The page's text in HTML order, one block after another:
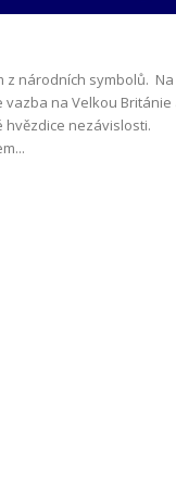
z národních symbolů. Na
na Velkou Británie
nezávislosti.